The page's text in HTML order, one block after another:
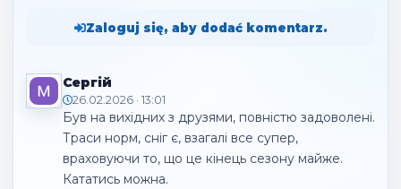
Zaloguj się, aby dodać komentarz.
Сергій
26.02.2026 · 13:01
Був на вихідних з друзями, повністю задоволені.
Траси норм, сніг є, взагалі все супер,
враховуючи то, що це кінець сезону майже.
Кататись можна.